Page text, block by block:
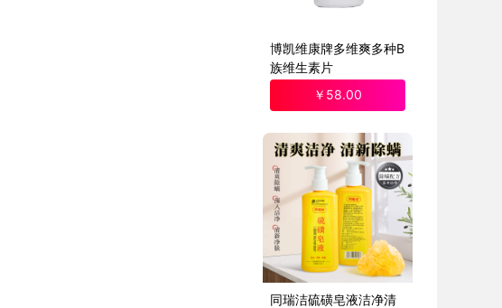
博凯维康牌多维爽多种B
族维生素片
￥ 58.00
同瑞洁硫磺皂液洁净清